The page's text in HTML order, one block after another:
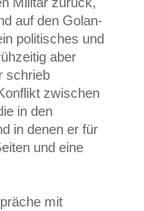
auf den Golan-
politisches und
aber
schrieb
zwischen
in den
in denen er für
und eine
mit